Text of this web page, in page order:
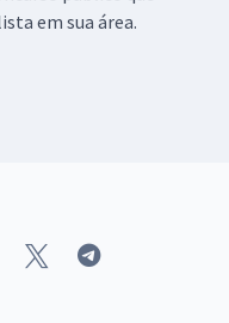
em sua área.